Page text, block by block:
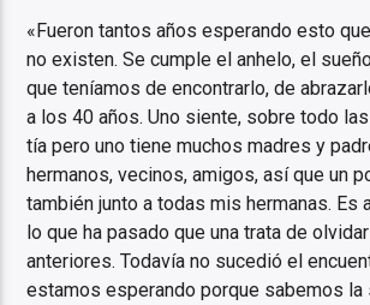
«Fueron tantos años esperando esto
no existen. Se cumple el anhelo, el
que teníamos de encontrarlo, de
a los 40 años. Uno siente, sobre todo
tía pero uno tiene muchos madres y
hermanos, vecinos, amigos, así que un
también junto a todas mis hermanas. Es
lo que ha pasado que una trata de
anteriores. Todavía no sucedió el
estamos esperando porque sabemos la